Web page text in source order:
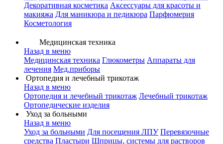
Декоративная косметика Аксессуары для красоты и
макияжа Для маникюра и педикюра Парфюмерия
Косметология
Медицинская техника
Назад в меню
Медицинская техника Глюкометры Аппараты для
лечения Мед.приборы
Ортопедия и лечебный трикотаж
Назад в меню
Ортопедия и лечебный трикотаж Лечебный трикотаж
Ортопедические изделия
Уход за больными
Назад в меню
Уход за больными Для посещения ЛПУ Перевязочные
средства Пластыри Шприцы, системы для растворов